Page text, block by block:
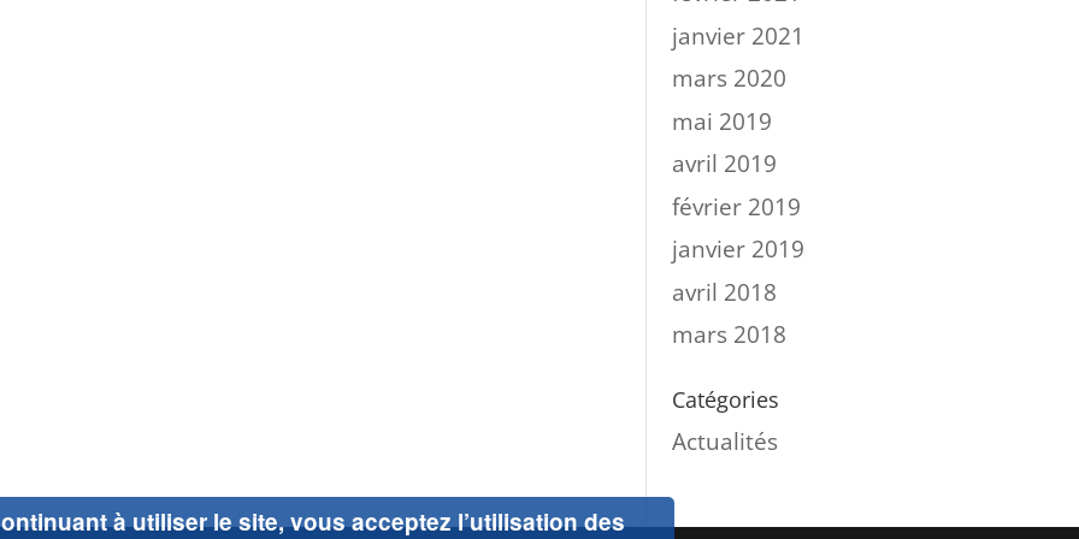
janvier 2021
mars 2020
mai 2019
avril 2019
février 2019
janvier 2019
avril 2018
mars 2018
Catégories
Actualités
à utiliser le site, vous acceptez l’utilisation des